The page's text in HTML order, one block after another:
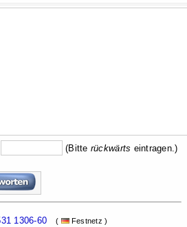
(Bitte rückwärts eintragen.)
1306-60 ( Festnetz )